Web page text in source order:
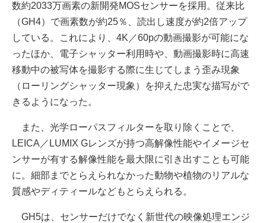
数約2033万画素の新開発MOSセンサーを採用。従来比
（GH4）で画素数が約25％、読出し速度が約2倍アップ
している。これにより、4K／60pの動画撮影が可能にな
ったほか、電子シャッター利用時や、動画撮影時に高速
移動中の被写体を撮影する際に生じてしまう歪み現象
（ローリングシャッター現象）を抑えた忠実な描写がで
きるようになった。
また、光学ローパスフィルターを取り除くことで、
LEICA／LUMIX Gレンズが持つ高解像性能やイメージセ
ンサーが有する解像性能を最大限に引き出すことも可能
に。細部までとらえられなかった動物や植物のリアルな
質感やディティールなどもとらえられる。
GH5は、センサーだけでなく新世代の映像処理エンジ